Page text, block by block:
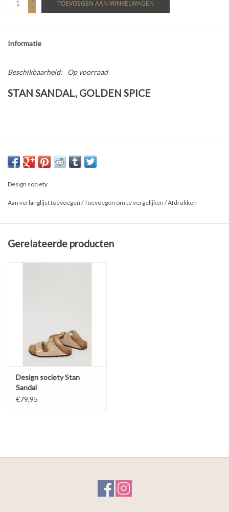
-
TOEVOEGEN AAN WINKELWAGEN
Informatie
Beschikbaarheid: Op voorraad
STAN SANDAL, GOLDEN SPICE
Design society
Aan verlanglijst toevoegen /Toevoegen om te vergelijken /Afdrukken
Gerelateerde producten
Design society Stan
Sandal
€79,95